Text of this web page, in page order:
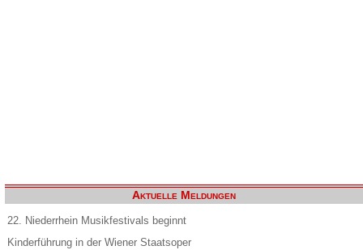
Aktuelle Meldungen
22. Niederrhein Musikfestivals beginnt
Kinderführung in der Wiener Staatsoper